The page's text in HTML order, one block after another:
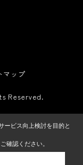
マップ
Reserved.
ービス向上検討を目的と
確認ください。